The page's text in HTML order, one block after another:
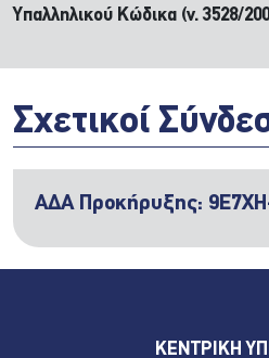
Υπαλληλικού Κώδικα (ν. 3528/
Σχετικοί
ΑΔΑ Προκήρυξης:
ΚΕΝΤΡΙΚΗ